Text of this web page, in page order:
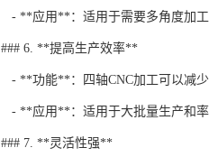
- **应用**：适用于需要多角度加工
### 6. **提高生产效率**
- **功能**：四轴CNC加工可以减少
- **应用**：适用于大批量生产和率
### 7. **灵活性强**